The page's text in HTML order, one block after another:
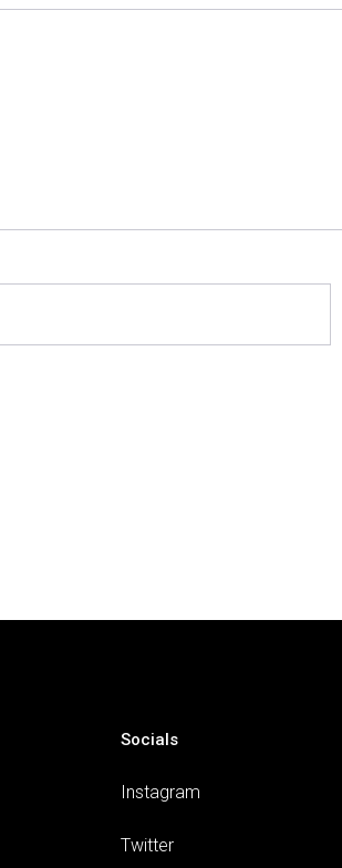
Socials
Instagram
Twitter